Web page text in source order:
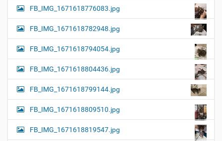
FB_IMG_1671618776083.jpg
FB_IMG_1671618782948.jpg
FB_IMG_1671618794054.jpg
FB_IMG_1671618804436.jpg
FB_IMG_1671618799144.jpg
FB_IMG_1671618809510.jpg
FB_IMG_1671618819547.jpg